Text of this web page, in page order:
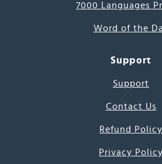
7000 Languages
Word of the
Support
Support
Contact Us
Refund Policy
Privacy Policy